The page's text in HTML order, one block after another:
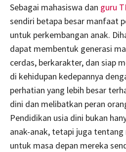
Sebagai mahasiswa dan guru
sendiri betapa besar manfaat
untuk perkembangan anak.
dapat membentuk generasi
cerdas, berkarakter, dan siap
di kehidupan kedepannya
perhatian yang lebih besar
dini dan melibatkan peran
Pendidikan usia dini bukan
anak-anak, tetapi juga
untuk masa depan mereka